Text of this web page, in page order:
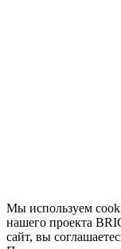
Мы используем
нашего проекта
сайт, вы